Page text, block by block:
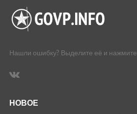
Нашли ошибку? Выделите её и нажмите
НОВОЕ